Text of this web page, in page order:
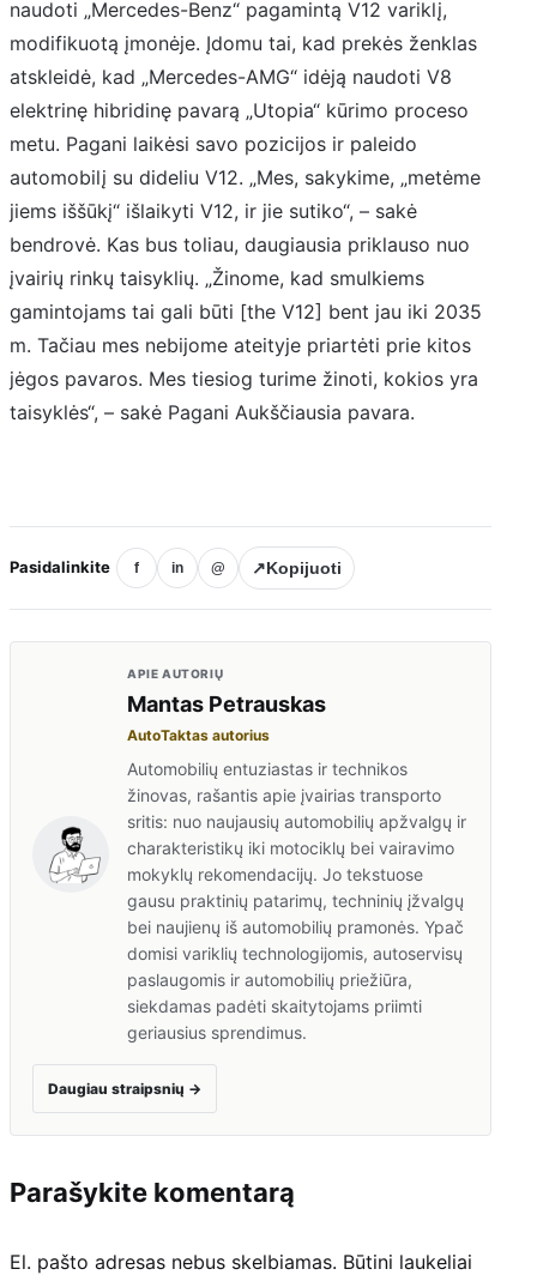
naudoti „Mercedes-Benz“ pagamintą V12 variklį,
modifikuotą įmonėje. Įdomu tai, kad prekės ženklas
atskleidė, kad „Mercedes-AMG“ idėją naudoti V8
elektrinę hibridinę pavarą „Utopia“ kūrimo proceso
metu. Pagani laikėsi savo pozicijos ir paleido
automobilį su dideliu V12. „Mes, sakykime, „metėme
jiems iššūkį“ išlaikyti V12, ir jie sutiko“, – sakė
bendrovė. Kas bus toliau, daugiausia priklauso nuo
įvairių rinkų taisyklių. „Žinome, kad smulkiems
gamintojams tai gali būti [the V12] bent jau iki 2035
m. Tačiau mes nebijome ateityje priartėti prie kitos
jėgos pavaros. Mes tiesiog turime žinoti, kokios yra
taisyklės“, – sakė Pagani Aukščiausia pavara.
Pasidalinkite f in @ ↗Kopijuoti
APIE AUTORIŲ
Mantas Petrauskas
AutoTaktas autorius
Automobilių entuziastas ir technikos
žinovas, rašantis apie įvairias transporto
sritis: nuo naujausių automobilių apžvalgų ir
charakteristikų iki motociklų bei vairavimo
mokyklų rekomendacijų. Jo tekstuose
gausu praktinių patarimų, techninių įžvalgų
bei naujienų iš automobilių pramonės. Ypač
domisi variklių technologijomis, autoservisų
paslaugomis ir automobilių priežiūra,
siekdamas padėti skaitytojams priimti
geriausius sprendimus.
Daugiau straipsnių →
Parašykite komentarą
El. pašto adresas nebus skelbiamas. Būtini laukeliai